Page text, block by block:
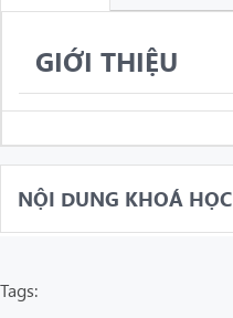
GIỚI THIỆU
NỘI DUNG KHOÁ HỌC
Tags: